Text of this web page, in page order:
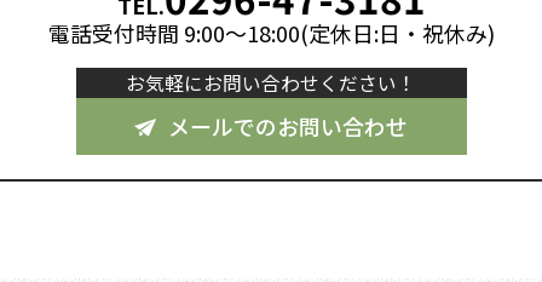
電話受付時間 9:00～18:00(定休日:日・祝休み)
お気軽にお問い合わせください！
メールでのお問い合わせ